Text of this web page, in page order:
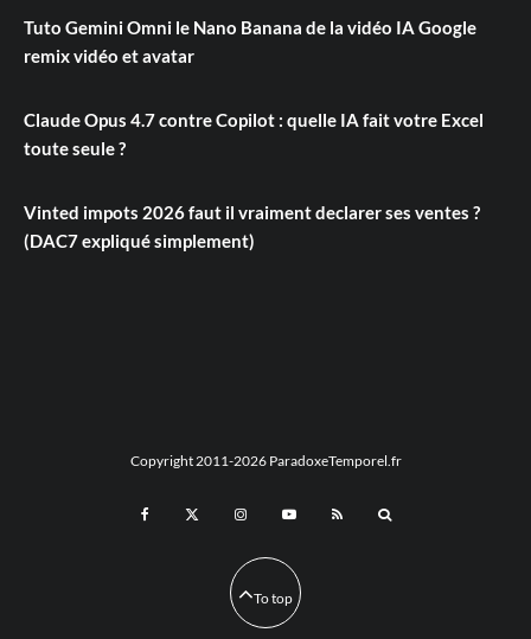
Tuto Gemini Omni le Nano Banana de la vidéo IA Google
remix vidéo et avatar
Claude Opus 4.7 contre Copilot : quelle IA fait votre Excel
toute seule ?
Vinted impots 2026 faut il vraiment declarer ses ventes ?
(DAC7 expliqué simplement)
Copyright 2011-2026 ParadoxeTemporel.fr
To top